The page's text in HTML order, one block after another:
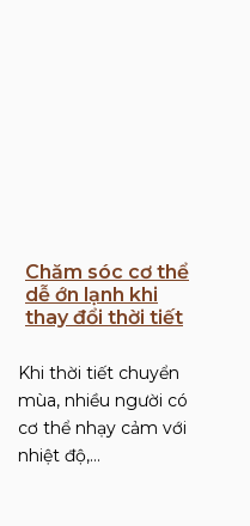
Chăm sóc cơ thể
dễ ớn lạnh khi
thay đổi thời tiết
Khi thời tiết chuyển
mùa, nhiều người có
cơ thể nhạy cảm với
nhiệt độ,…